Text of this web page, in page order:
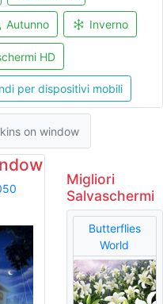
Autunno Inverno
HD
per dispositivi mobili
on window
Migliori
Salvaschermi
Butterflies
World